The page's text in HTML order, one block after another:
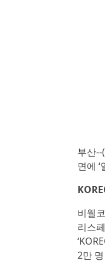
부산--(
면에
비웰
리스
2만